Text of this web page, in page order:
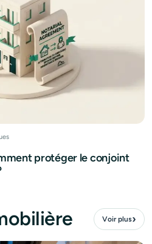
protéger le conjoint
Voir plus›